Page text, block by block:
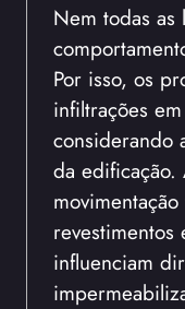
Nem todas as
Por isso, os
infiltrações
considerando
da edificação.
revestimentos
influenciam